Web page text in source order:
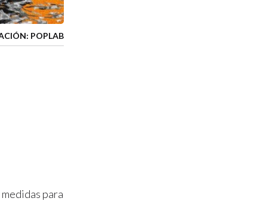
POPLAB
para